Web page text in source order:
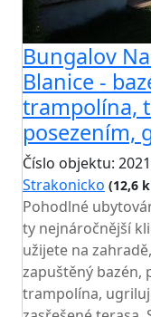
Bungalov
Blanice -
trampolína,
posezením,
Číslo objektu:
Strakonicko (12,6
Pohodlné
ty nejnáročnější
užijete na
zapuštěný bazén,
trampolína,